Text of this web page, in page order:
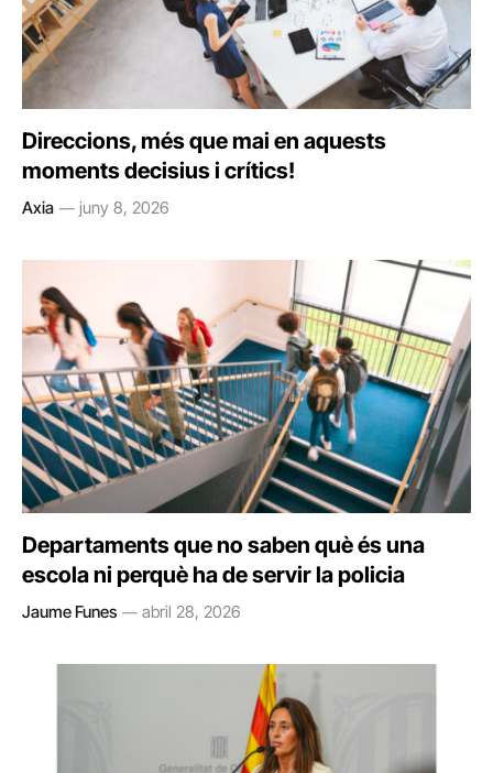
Direccions, més que mai en aquests
moments decisius i crítics!
Axia juny 8, 2026
Departaments que no saben què és una
escola ni perquè ha de servir la policia
Jaume Funes abril 28, 2026